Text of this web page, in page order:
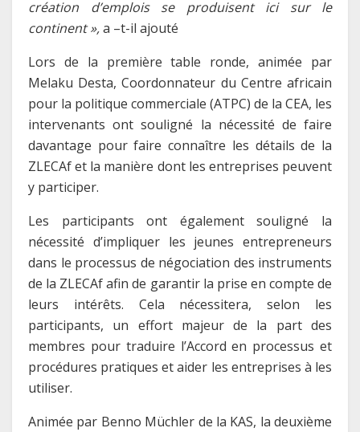
création d’emplois se produisent ici sur le
continent »,a –t-il ajouté
Lors de la première table ronde, animée par
Melaku Desta, Coordonnateur du Centre africain
pour la politique commerciale (ATPC) de la CEA, les
intervenants ont souligné la nécessité de faire
davantage pour faire connaître les détails de la
ZLECAf et la manière dont les entreprises peuvent
y participer.
Les participants ont également souligné la
nécessité d’impliquer les jeunes entrepreneurs
dans le processus de négociation des instruments
de la ZLECAf afin de garantir la prise en compte de
leurs intérêts. Cela nécessitera, selon les
participants, un effort majeur de la part des
membres pour traduire l’Accord en processus et
procédures pratiques et aider les entreprises à les
utiliser.
Animée par Benno Müchler de la KAS, la deuxième